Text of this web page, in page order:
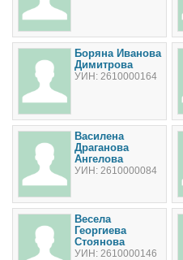
Боряна Иванова
Димитрова
УИН: 2610000164
Василена
Драганова
Ангелова
УИН: 2610000084
Весела
Георгиева
Стоянова
УИН: 2610000146